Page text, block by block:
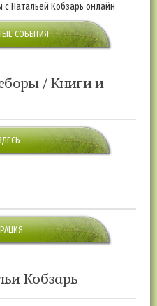
с Натальей Кобзарь онлайн
СОБЫТИЯ
/ Книги и
Кобзарь